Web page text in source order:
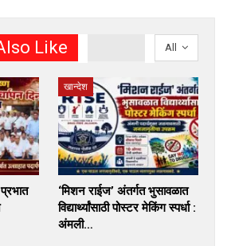
All
Like
खान्देश
‘मिशन राईज’ अंतर्गत भुसावळात
विद्यार्थ्यांसाठी पोस्टर मेकिंग स्पर्धा :
अंमली…